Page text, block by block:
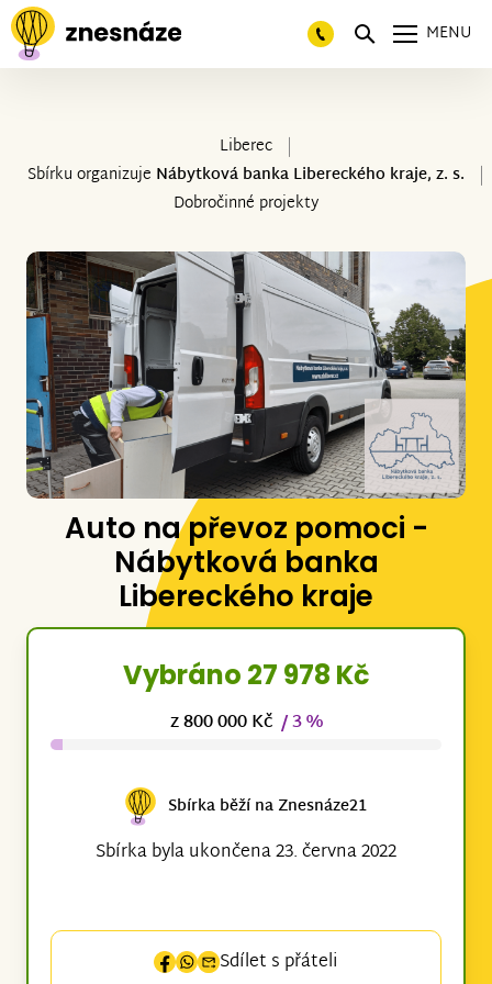
MENU
Liberec
Sbírku organizuje Nábytková banka Libereckého kraje, z. s.
Dobročinné projekty
Auto na převoz pomoci -
Nábytková banka
Libereckého kraje
Vybráno 27 978 Kč
z 800 000 Kč / 3 %
Sbírka běží na Znesnáze21
Sbírka byla ukončena 23. června 2022
Sdílet s přáteli